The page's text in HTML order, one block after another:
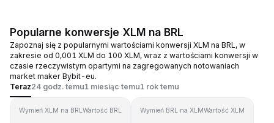
Popularne konwersje XLM na BRL
Zapoznaj się z popularnymi wartościami konwersji XLM na BRL, w
zakresie od 0,001 XLM do 100 XLM, wraz z wartościami konwersji w
czasie rzeczywistym opartymi na zagregowanych notowaniach
market maker Bybit-eu.
Teraz24 godz. temu1 miesiąc temu1 rok temu
Wymień XLM na BRLWartość BRL Wymień BRL na XLMWartość XLM